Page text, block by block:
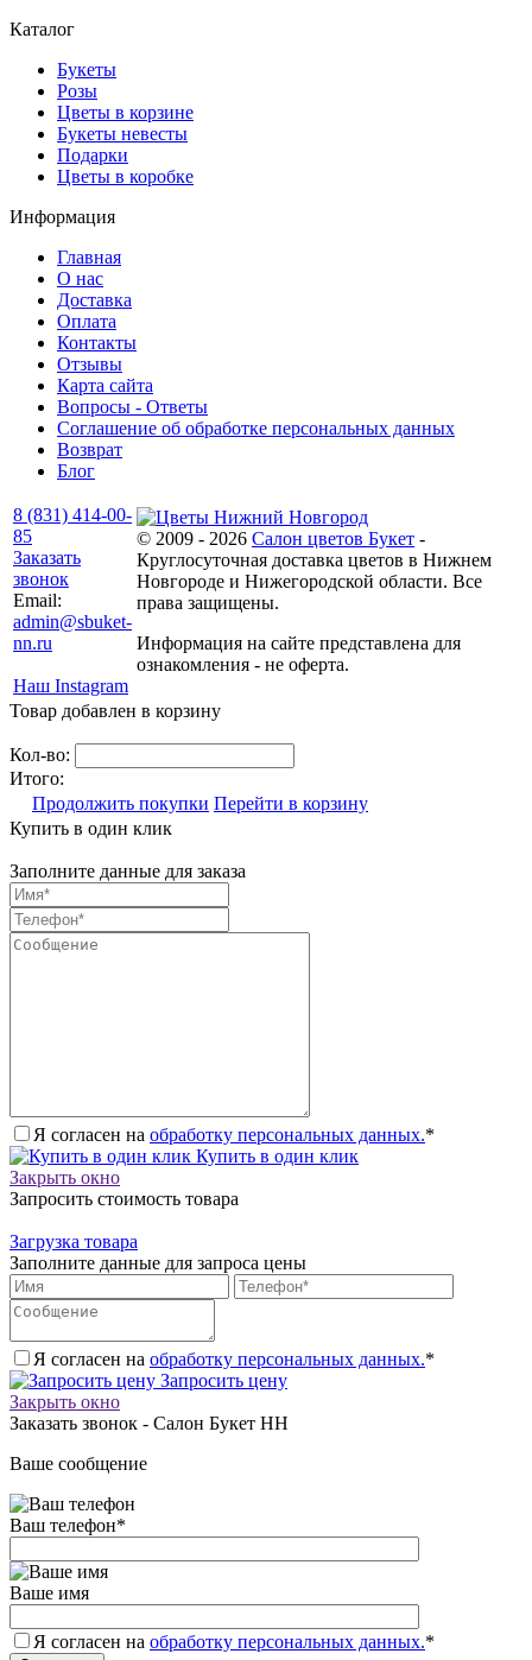
Каталог
Букеты
Розы
Цветы в корзине
Букеты невесты
Подарки
Цветы в коробке
Информация
Главная
О нас
Доставка
Оплата
Контакты
Отзывы
Карта сайта
Вопросы - Ответы
Соглашение об обработке персональных данных
Возврат
Блог
8 (831) 414-00-
85
Заказать
звонок
Email:
admin@sbuket-
nn.ru
Наш Instagram
© 2009 - 2026 Салон цветов Букет -
Круглосуточная доставка цветов в Нижнем
Новгороде и Нижегородской области. Все
права защищены.
Информация на сайте представлена для
ознакомления - не оферта.
Товар добавлен в корзину
Кол-во:
Итого:
Продолжить покупки Перейти в корзину
Купить в один клик
Заполните данные для заказа
Я согласен на обработку персональных данных.*
Купить в один клик
Закрыть окно
Запросить стоимость товара
Загрузка товара
Заполните данные для запроса цены
Я согласен на обработку персональных данных.*
Запросить цену
Закрыть окно
Заказать звонок - Салон Букет НН
Ваше сообщение
Ваш телефон*
Ваше имя
Я согласен на обработку персональных данных.*